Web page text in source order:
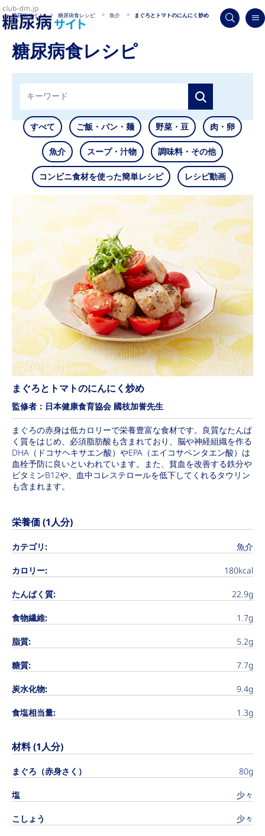
糖尿病サイト 糖尿病食レシピ 魚介 まぐろとトマトのにんにく炒め
糖尿病食レシピ
すべて ご飯・パン・麺 野菜・豆 肉・卵
魚介 スープ・汁物 調味料・その他
コンビニ食材を使った簡単レシピ レシピ動画
まぐろとトマトのにんにく炒め
監修者：日本健康食育協会 國枝加誉先生
まぐろの赤身は低カロリーで栄養豊富な食材です。良質なたんぱ
く質をはじめ、必須脂肪酸も含まれており、脳や神経組織を作る
DHA（ドコサヘキサエン酸）やEPA（エイコサペンタエン酸）は
血栓予防に良いといわれています。また、貧血を改善する鉄分や
ビタミンB12や、血中コレステロールを低下してくれるタウリン
も含まれます。
栄養価 (1人分)
カテゴリ:
魚介
カロリー:
180kcal
たんぱく質:
22.9g
食物繊維:
1.7g
脂質:
5.2g
糖質:
7.7g
炭水化物:
9.4g
食塩相当量:
1.3g
材料 (1人分)
まぐろ（赤身さく）
80g
塩
少々
こしょう
少々